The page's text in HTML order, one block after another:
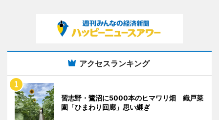
アクセスランキング
習志野・鷺沼に5000本のヒマワリ畑 織戸菜
園「ひまわり回廊」思い継ぎ